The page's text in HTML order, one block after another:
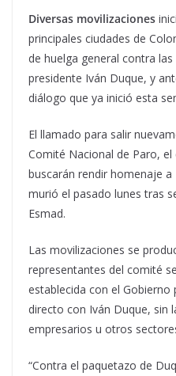
Diversas movilizaciones
principales ciudades de
de huelga general contra
presidente Iván Duque, y
diálogo que ya inició esta
El llamado para salir
Comité Nacional de Paro,
buscarán rendir homenaje
murió el pasado lunes tras
Esmad.
Las movilizaciones se
representantes del comité
establecida con el
directo con Iván Duque, sin
empresarios u otros
“Contra el paquetazo de